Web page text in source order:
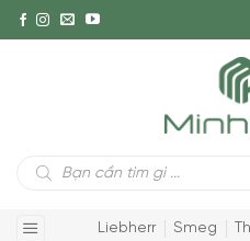
Tìm
kiếm
Liebherr Smeg